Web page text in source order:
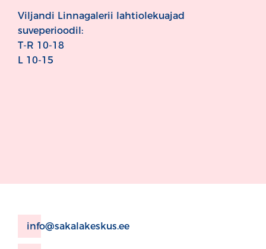
Viljandi Linnagalerii lahtiolekuajad
suveperioodil:
T-R 10-18
L 10-15
info@sakalakeskus.ee